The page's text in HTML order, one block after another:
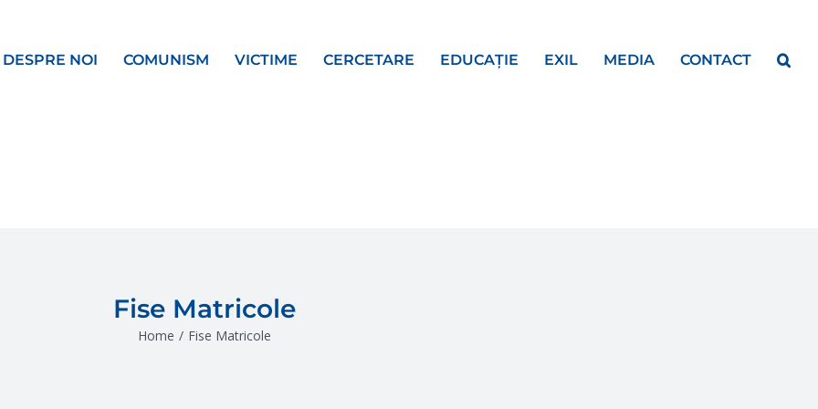
DESPRE NOI COMUNISM VICTIME CERCETARE EDUCAȚIE EXIL MEDIA CONTACT
Fise Matricole
Home / Fise Matricole